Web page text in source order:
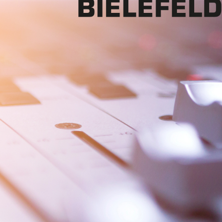
Mon
(GMT